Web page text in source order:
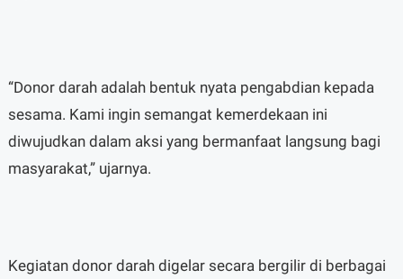
“Donor darah adalah bentuk nyata pengabdian kepada
sesama. Kami ingin semangat kemerdekaan ini
diwujudkan dalam aksi yang bermanfaat langsung bagi
masyarakat,” ujarnya.
Kegiatan donor darah digelar secara bergilir di berbagai